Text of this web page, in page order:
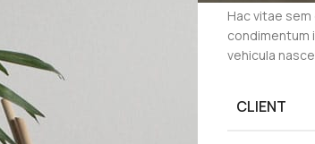
Hac vitae
condimentum
vehicula
CLIENT